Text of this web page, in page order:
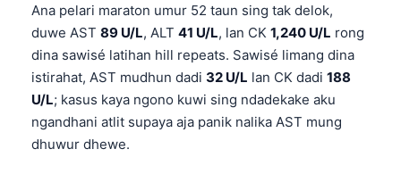
Ana pelari maraton umur 52 taun sing tak delok,
duwe AST 89 U/L, ALT 41 U/L, lan CK 1,240 U/L rong
dina sawisé latihan hill repeats. Sawisé limang dina
istirahat, AST mudhun dadi 32 U/L lan CK dadi 188
U/L; kasus kaya ngono kuwi sing ndadekake aku
ngandhani atlit supaya aja panik nalika AST mung
dhuwur dhewe.